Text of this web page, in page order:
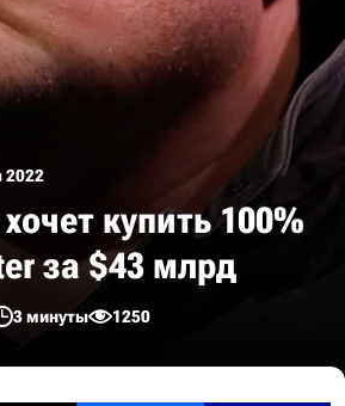
2022
купить 100%
за $43 млрд
3 минуты 1250